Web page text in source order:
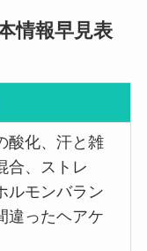
情報早見表
酸化、汗と雑
合、ストレ
ルモンバラン
違ったヘアケ